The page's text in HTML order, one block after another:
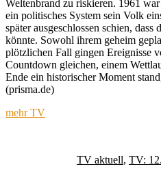
Weltenbrand zu riskieren. 1961
ein politisches System sein Volk
später ausgeschlossen schien,
könnte. Sowohl ihrem geheim
plötzlichen Fall gingen Ereignisse
Countdown gleichen, einem
Ende ein historischer Moment
(prisma.de)
mehr TV
TV aktuell, TV: